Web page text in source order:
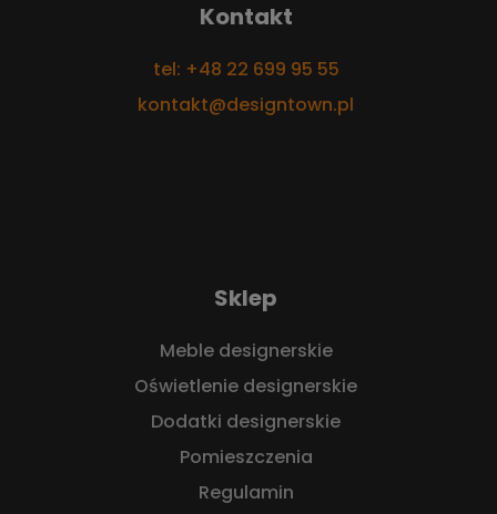
Kontakt
tel: +48 22 699 95 55
kontakt@designtown.pl
Sklep
Meble designerskie
Oświetlenie designerskie
Dodatki designerskie
Pomieszczenia
Regulamin